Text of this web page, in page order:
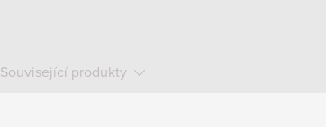
Související produkty